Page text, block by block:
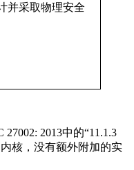
并采取物理安全
27002: 2013中的“11.1.3
核，没有额外附加的实